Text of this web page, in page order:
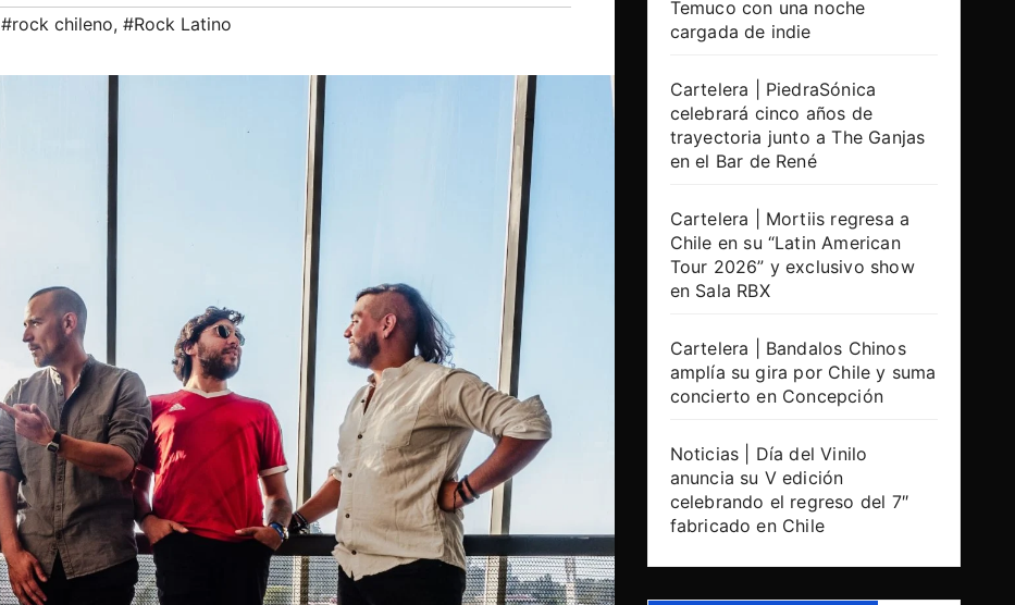
#rock chileno, #Rock Latino
Temuco con una noche
cargada de indie
Cartelera | PiedraSónica
celebrará cinco años de
trayectoria junto a The Ganjas
en el Bar de René
Cartelera | Mortiis regresa a
Chile en su “Latin American
Tour 2026” y exclusivo show
en Sala RBX
Cartelera | Bandalos Chinos
amplía su gira por Chile y suma
concierto en Concepción
Noticias | Día del Vinilo
anuncia su V edición
celebrando el regreso del 7″
fabricado en Chile